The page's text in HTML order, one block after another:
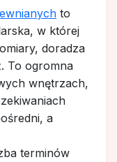
to
w której
doradza
To ogromna
wnętrzach,
a
terminów